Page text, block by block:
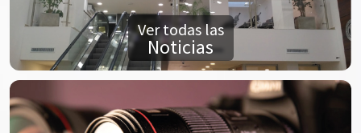
Ver todas las
Noticias